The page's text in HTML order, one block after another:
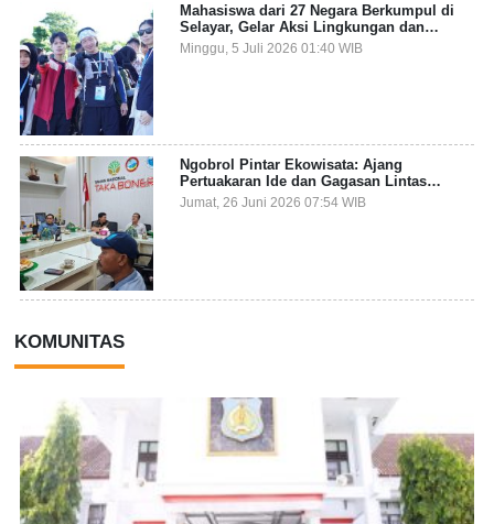
Mahasiswa dari 27 Negara Berkumpul di
Selayar, Gelar Aksi Lingkungan dan
Dalami Kearifan Lokal Bumi Tanadoang
Minggu, 5 Juli 2026 01:40 WIB
Ngobrol Pintar Ekowisata: Ajang
Pertuakaran Ide dan Gagasan Lintas
Sektor
Jumat, 26 Juni 2026 07:54 WIB
KOMUNITAS